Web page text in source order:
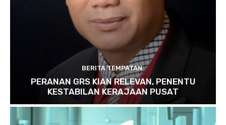
BERITA TEMPATAN
PERANAN GRS KIAN RELEVAN, PENENTU
KESTABILAN KERAJAAN PUSAT